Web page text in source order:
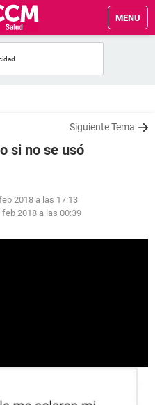
MENU
Siguiente Tema
si no se usó
2018 a las 17:13
feb 2018 a las 00:39